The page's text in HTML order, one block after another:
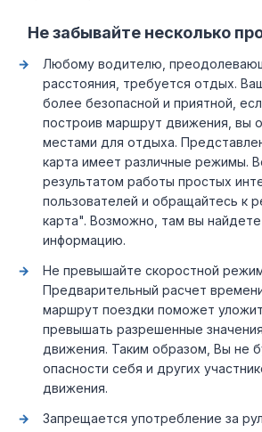
Не забывайте несколько
Любому водителю,
расстояния, требуется отдых.
более безопасной и приятной,
построив маршрут движения, вы
местами для отдыха.
карта имеет различные режимы.
результатом работы простых
пользователей и обращайтесь к
карта". Возможно, там вы
информацию.
Не превышайте скоростной
Предварительный расчет
маршрут поездки поможет
превышать разрешенные
движения. Таким образом, Вы не
опасности себя и других
движения.
Запрещается употребление за